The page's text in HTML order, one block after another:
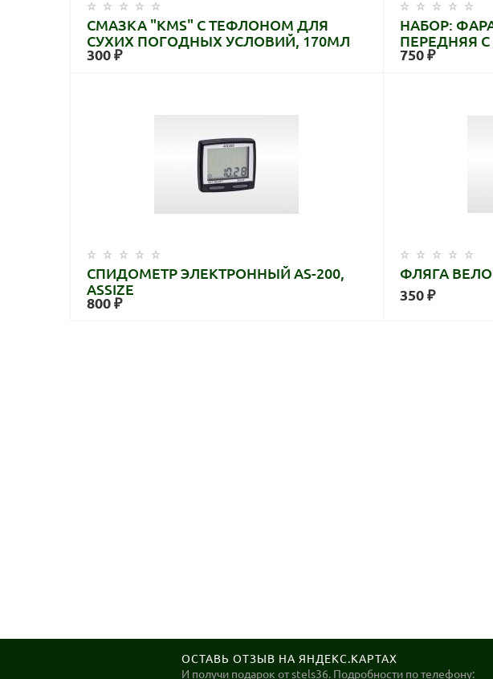
СМАЗКА "KMS" С ТЕФЛОНОМ ДЛЯ
СУХИХ ПОГОДНЫХ УСЛОВИЙ, 170МЛ
300 ₽
НАБОР:
ПЕРЕДНЯЯ
ФОКУСОМ
750 ₽
СПИДОМЕТР ЭЛЕКТРОННЫЙ AS-200,
ASSIZE
800 ₽
ФЛЯГА
350 ₽
ОСТАВЬ ОТЗЫВ НА ЯНДЕКС.КАРТАХ
И получи подарок от stels36. Подробности по телефону: